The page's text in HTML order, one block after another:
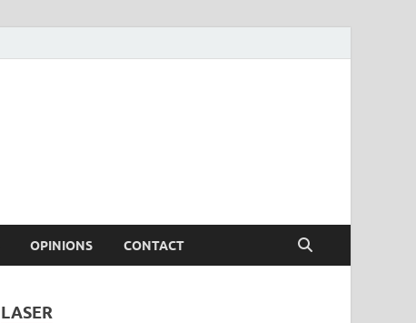
OPINIONS CONTACT
LASER